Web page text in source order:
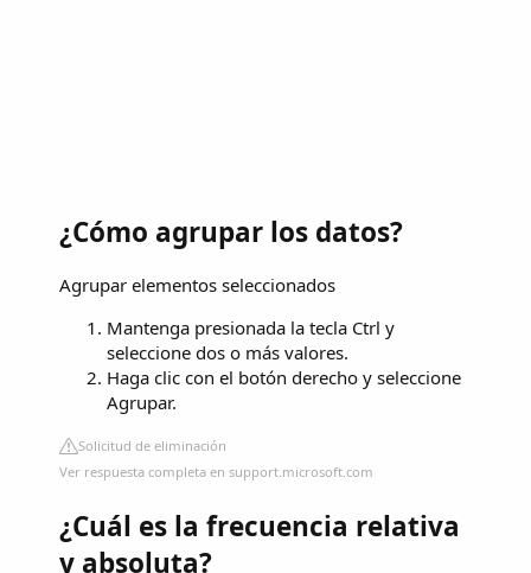
¿Cómo agrupar los datos?
Agrupar elementos seleccionados
Mantenga presionada la tecla Ctrl y
seleccione dos o más valores.
Haga clic con el botón derecho y seleccione
Agrupar.
Solicitud de eliminación
Ver respuesta completa en support.microsoft.com
¿Cuál es la frecuencia relativa
y absoluta?